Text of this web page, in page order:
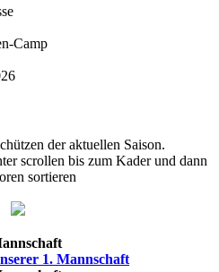
Camp
der aktuellen Saison.
scrollen bis zum Kader und dann
sortieren
1. Mannschaft